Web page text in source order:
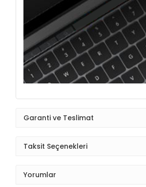
Garanti ve Teslimat
Taksit Seçenekleri
Yorumlar